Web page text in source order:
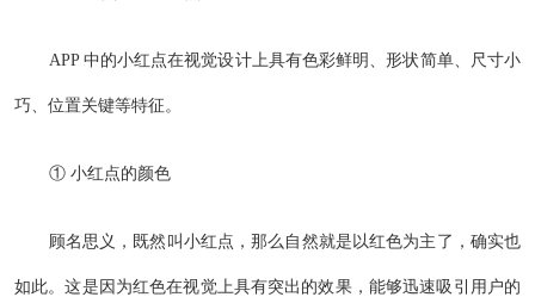
APP 中的小红点在视觉设计上具有色彩鲜明、形状简单、尺寸小
巧、位置关键等特征。
① 小红点的颜色
顾名思义，既然叫小红点，那么自然就是以红色为主了，确实也
如此。这是因为红色在视觉上具有突出的效果，能够迅速吸引用户的